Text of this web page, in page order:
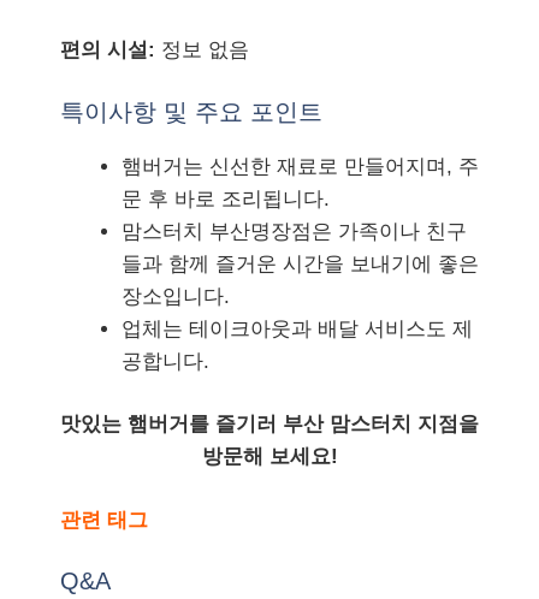
편의 시설: 정보 없음
특이사항 및 주요 포인트
햄버거는 신선한 재료로 만들어지며, 주
문 후 바로 조리됩니다.
맘스터치 부산명장점은 가족이나 친구
들과 함께 즐거운 시간을 보내기에 좋은
장소입니다.
업체는 테이크아웃과 배달 서비스도 제
공합니다.
맛있는 햄버거를 즐기러 부산 맘스터치 지점을
방문해 보세요!
관련 태그
Q&A